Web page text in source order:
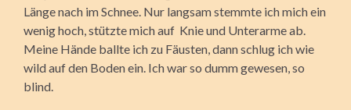
Länge nach im Schnee. Nur langsam stemmte ich mich ein
wenig hoch, stützte mich auf Knie und Unterarme ab.
Meine Hände ballte ich zu Fäusten, dann schlug ich wie
wild auf den Boden ein. Ich war so dumm gewesen, so
blind.